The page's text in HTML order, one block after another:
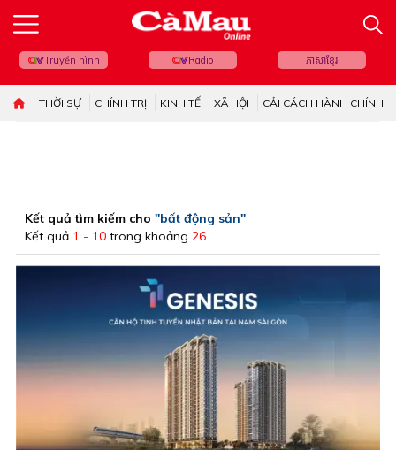
Truyền hình Radio ភាសាខ្មែរ
THỜI SỰ CHÍNH TRỊ KINH TẾ XÃ HỘI CẢI CÁCH HÀNH CHÍNH
Kết quả tìm kiếm cho "bất động sản"
Kết quả 1 - 10 trong khoảng 26